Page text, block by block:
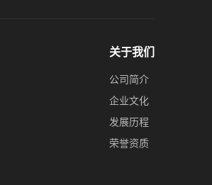
关于我们
公司简介
企业文化
发展历程
荣誉资质